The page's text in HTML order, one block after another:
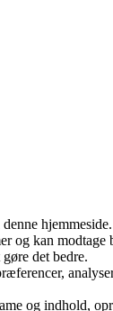
hjemmeside.
kan
det bedre.
og indhold,